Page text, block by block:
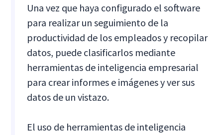
Una vez que haya configurado el software
para realizar un seguimiento de la
productividad de los empleados y recopilar
datos, puede clasificarlos mediante
herramientas de inteligencia empresarial
para crear informes e imágenes y ver sus
datos de un vistazo.
El uso de herramientas de inteligencia